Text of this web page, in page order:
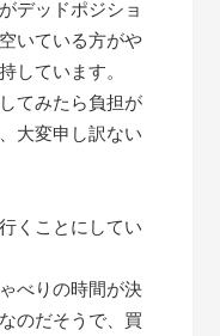
デッドポジショ
いている方がや
しています。
てみたら負担が
大変申し訳ない
くことにしてい
べりの時間が決
のだそうで、買